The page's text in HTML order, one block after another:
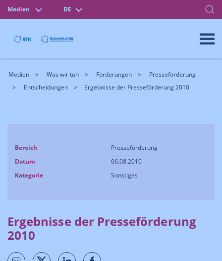
Medien DE
Medien Was wir tun Förderungen
Presseförderung
Entscheidungen
Ergebnisse der Presseförderung 2010
Bereich
Presseförderung
Datum
06.08.2010
Kategorie
Sonstiges
Ergebnisse der Presseförderung
2010